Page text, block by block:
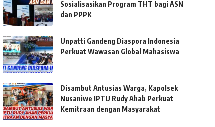
Sosialisasikan Program THT bagi ASN
dan PPPK
Unpatti Gandeng Diaspora Indonesia
Perkuat Wawasan Global Mahasiswa
Disambut Antusias Warga, Kapolsek
Nusaniwe IPTU Rudy Ahab Perkuat
Kemitraan dengan Masyarakat